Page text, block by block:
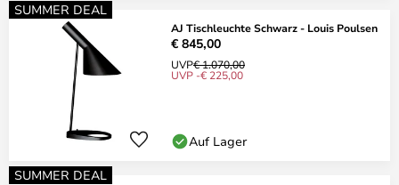
SUMMER DEAL
AJ Tischleuchte Schwarz - Louis Poulsen
€ 845,00
UVP€ 1.070,00
UVP -€ 225,00
Auf Lager
SUMMER DEAL